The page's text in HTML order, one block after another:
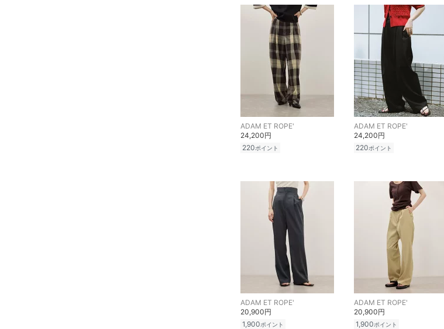
ADAM ET ROPE'
24,200円
220ポイント
ADAM ET ROPE'
24,200円
220ポイント
ADAM ET ROPE'
20,900円
1,900ポイント
ADAM ET ROPE'
20,900円
1,900ポイント